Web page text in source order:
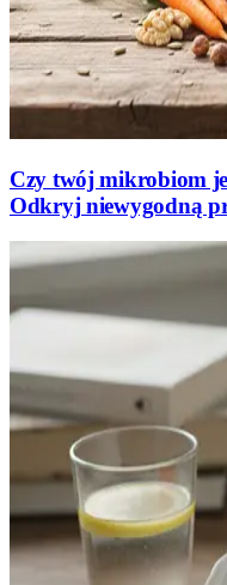
Czy twój mikrobiom
Odkryj niewygodną